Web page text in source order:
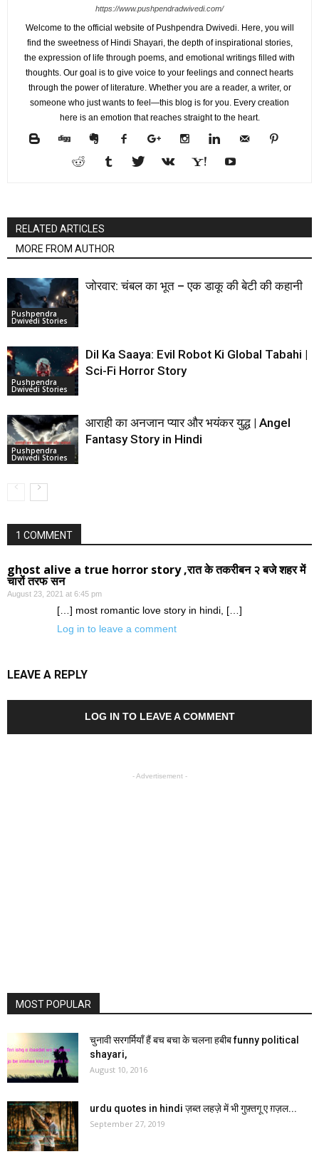
https://www.pushpendradwivedi.com/
Welcome to the official website of Pushpendra Dwivedi. Here, you will
find the sweetness of Hindi Shayari, the depth of inspirational stories,
the expression of life through poems, and emotional writings filled with
thoughts. Our goal is to give voice to your feelings and connect hearts
through the power of literature. Whether you are a reader, a writer, or
someone who just wants to feel—this blog is for you. Every creation
here is an emotion that reaches straight to the heart.
RELATED ARTICLES
MORE FROM AUTHOR
Pushpendra
Dwivedi Stories
जोरवार: चंबल का भूत – एक डाकू की बेटी की कहानी
Pushpendra
Dwivedi Stories
Dil Ka Saaya: Evil Robot Ki Global Tabahi |
Sci-Fi Horror Story
Pushpendra
Dwivedi Stories
आराही का अनजान प्यार और भयंकर युद्ध | Angel
Fantasy Story in Hindi
1 COMMENT
ghost alive a true horror story ,रात के तकरीबन २ बजे शहर में
चारों तरफ सन
August 23, 2021 at 6:45 pm
[…] most romantic love story in hindi, […]
Log in to leave a comment
LEAVE A REPLY
LOG IN TO LEAVE A COMMENT
- Advertisement -
MOST POPULAR
चुनावी सरगर्मियाँ हैं बच बचा के चलना हबीब funny political
shayari,
August 10, 2016
urdu quotes in hindi ज़ब्त लहज़े में भी गुफ़्तगू ए ग़ज़ल...
September 27, 2019